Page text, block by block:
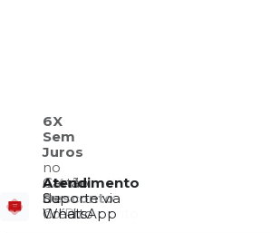
Frete Grátis
Consulte
Regulamento
4% de
Desconto
no Pix
6X
Sem
Juros
no
Cartão
de
Crédito
Atendimento
Suporte via
WhatsApp